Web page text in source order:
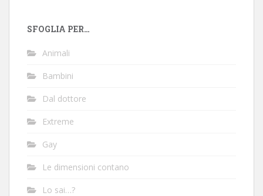
SFOGLIA PER…
Animali
Bambini
Dal dottore
Extreme
Gay
Le dimensioni contano
Lo sai…?